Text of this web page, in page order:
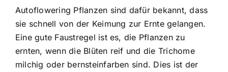
Autoflowering Pflanzen sind dafür bekannt, dass
sie schnell von der Keimung zur Ernte gelangen.
Eine gute Faustregel ist es, die Pflanzen zu
ernten, wenn die Blüten reif und die Trichome
milchig oder bernsteinfarben sind. Dies ist der